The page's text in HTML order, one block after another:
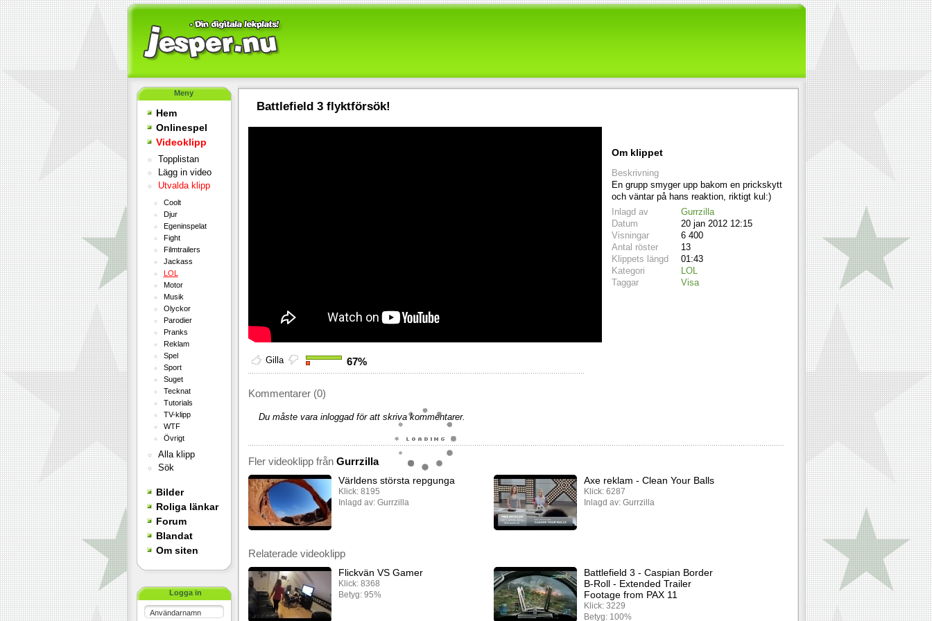
Meny
Hem
Onlinespel
Videoklipp
Topplistan
Lägg in video
Utvalda klipp
Coolt
Djur
Egeninspelat
Fight
Filmtrailers
Jackass
LOL
Motor
Musik
Olyckor
Parodier
Pranks
Reklam
Spel
Sport
Suget
Tecknat
Tutorials
TV-klipp
WTF
Övrigt
Alla klipp
Sök
Bilder
Roliga länkar
Forum
Blandat
Om siten
Logga in
Användarnamn
Battlefield 3 flyktförsök!
Gilla 67%
Kommentarer (0)
Du måste vara inloggad för att skriva kommentarer.
Om klippet
Beskrivning
En grupp smyger upp bakom en prickskytt
och väntar på hans reaktion, riktigt kul:)
Inlagd av
Gurrzilla
Datum
20 jan 2012 12:15
Visningar
6 400
Antal röster
13
Klippets längd
01:43
Kategori
LOL
Taggar
Visa
Fler videoklipp från Gurrzilla
Världens största repgunga
Klick: 8195
Inlagd av: Gurrzilla
Axe reklam - Clean Your Balls
Klick: 6287
Inlagd av: Gurrzilla
Relaterade videoklipp
Flickvän VS Gamer
Klick: 8368
Betyg: 95%
Battlefield 3 - Caspian Border
B-Roll - Extended Trailer
Footage from PAX 11
Klick: 3229
Betyg: 100%